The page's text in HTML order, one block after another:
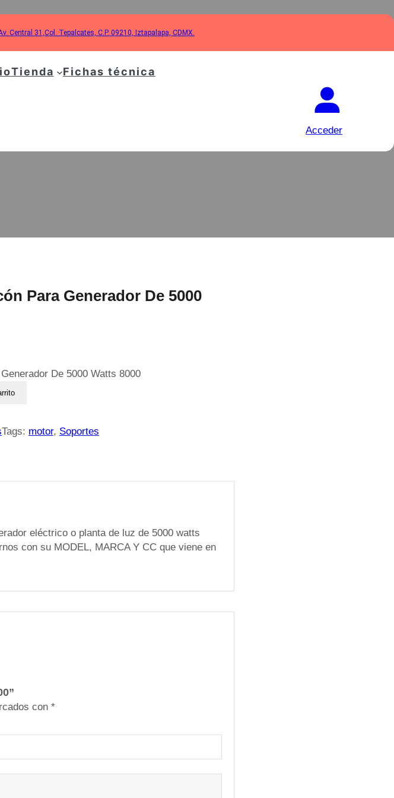
Central 31,Col. Tepalcates, C.P. 09210, Iztapalapa, CDMX.
Tienda Fichas técnica
Acceder
DE 5000
Para Generador De 5000
De 5000 Watts 8000
Tags: motor, Soportes
eléctrico o planta de luz de 5000 watts
con su MODEL, MARCA Y CC que viene en
con *